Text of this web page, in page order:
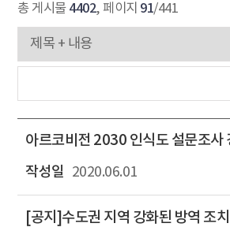
총 게시물 4402, 페이지 91/441
아르코비전 2030 인식도 설문조사
2020.06.01
[공지]수도권 지역 강화된 방역 조